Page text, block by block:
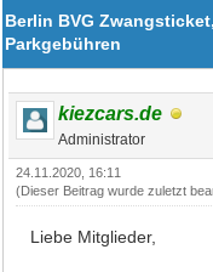
Berlin BVG
Parkgebühren
kiezcars.de
Administrator
24.11.2020, 16:11
(Dieser Beitrag wurde zuletzt
Liebe Mitglieder,